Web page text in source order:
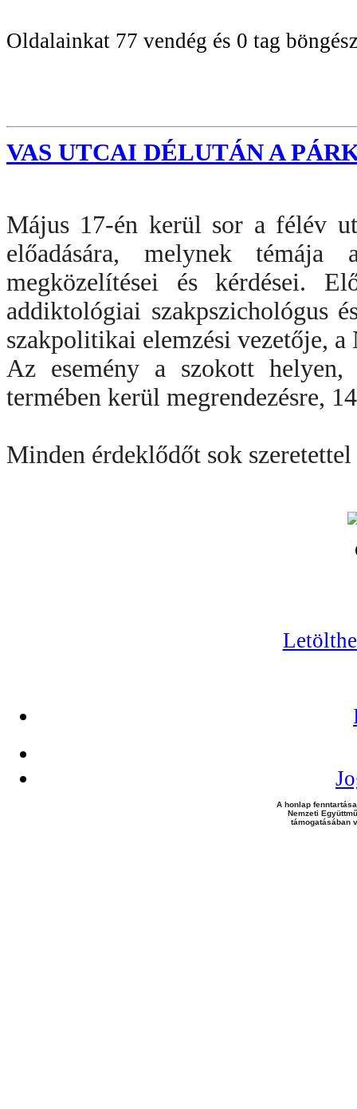
Oldalainkat 77 vendég és 0 tag
VAS UTCAI DÉLUTÁN A
Május 17-én kerül sor a félév
előadására, melynek témája
megközelítései és kérdései.
addiktológiai szakpszichológus
szakpolitikai elemzési vezetője, a
Az esemény a szokott
termében kerül megrendezésre,
Minden érdeklődőt sok
A honlap
Nemzeti
támogatásában